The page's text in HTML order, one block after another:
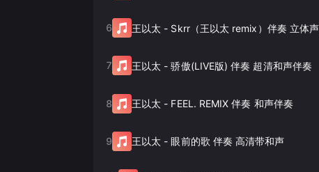
6 王以太 - Skrr（王以太 remix）伴奏 立体
7 王以太 -骄傲(LIVE版) 伴奏 超清和声伴奏
8 王以太 - FEEL. REMIX 伴奏 和声伴奏
9 王以太 -眼前的歌 伴奏 高清带和声